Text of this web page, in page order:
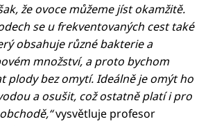
že ovoce můžeme jíst okamžitě.
se u frekventovaných cest také
obsahuje různé bakterie a
množství, a proto bychom
plody bez omytí. Ideálně je omýt ho
a osušit, což ostatně platí i pro
vysvětluje profesor